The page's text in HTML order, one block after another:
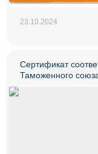
23.10.2024
Сертификат
Таможенного